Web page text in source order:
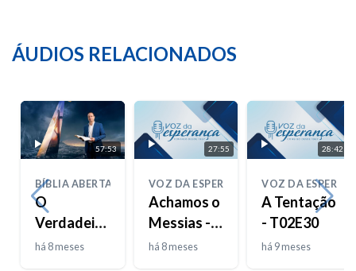
ÁUDIOS RELACIONADOS
57:53
BÍBLIA ABERTA
O
Verdadeiro
Josué
há 8 meses
27:55
VOZ DA ESPERANÇA
Achamos o
Messias -
T02E31
há 8 meses
28:42
VOZ DA
A Tentação
- T02E30
há 9 meses